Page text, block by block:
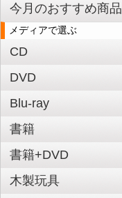
今月のおすすめ商品
メディアで選ぶ
CD
DVD
Blu-ray
書籍
書籍+DVD
木製玩具